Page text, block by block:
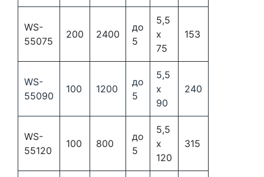
WS-
55075
200 2400
до
5
5,5
х
75
153
WS-
55090
100 1200
до
5
5,5
х
90
240
WS-
55120
100 800
до
5
5,5
х
120
315